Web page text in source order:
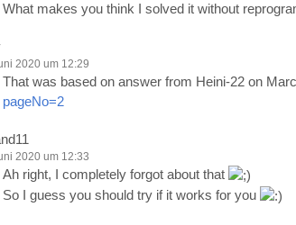
What makes you think I solved it without
2020 um 12:29
That was based on answer from Heini-22 on
pageNo=2
2020 um 12:33
Ah right, I completely forgot about that
So I guess you should try if it works for you